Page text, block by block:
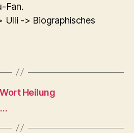
Fan.
Ulli -> Biographisches
Heilung
…